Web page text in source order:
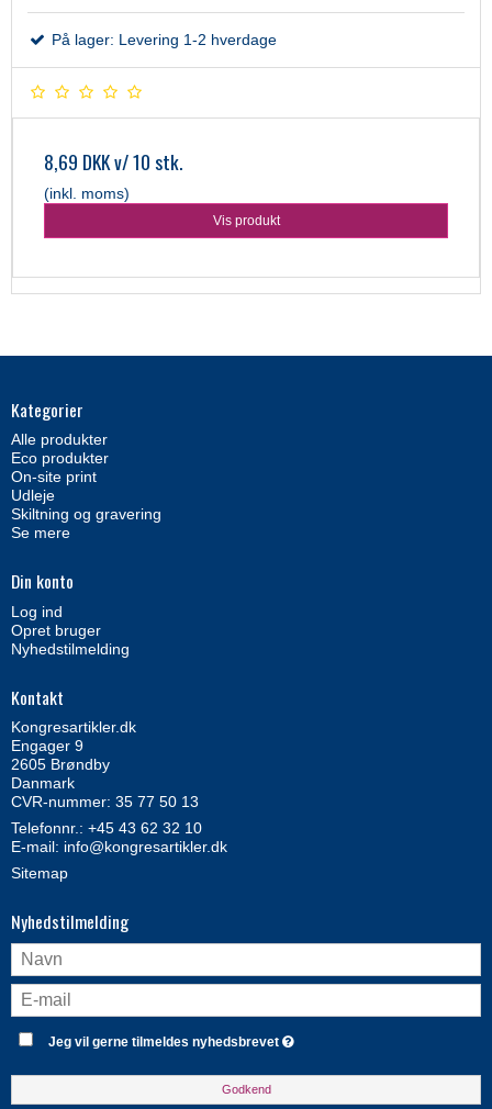
På lager: Levering 1-2 hverdage
8,69 DKKv/ 10 stk.
(inkl. moms)
Vis produkt
Kategorier
Alle produkter
Eco produkter
On-site print
Udleje
Skiltning og gravering
Se mere
Din konto
Log ind
Opret bruger
Nyhedstilmelding
Kontakt
Kongresartikler.dk
Engager 9
2605 Brøndby
Danmark
CVR-nummer: 35 77 50 13
Telefonnr.: +45 43 62 32 10
E-mail: info@kongresartikler.dk
Sitemap
Nyhedstilmelding
Jeg vil gerne tilmeldes nyhedsbrevet
Godkend